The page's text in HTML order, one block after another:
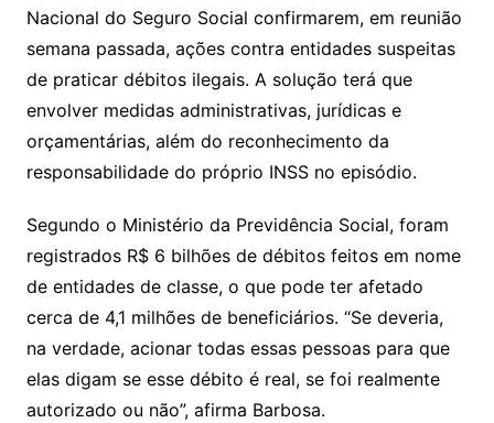
Nacional do Seguro Social confirmarem, em reunião
semana passada, ações contra entidades suspeitas
de praticar débitos ilegais. A solução terá que
envolver medidas administrativas, jurídicas e
orçamentárias, além do reconhecimento da
responsabilidade do próprio INSS no episódio.
Segundo o Ministério da Previdência Social, foram
registrados R$ 6 bilhões de débitos feitos em nome
de entidades de classe, o que pode ter afetado
cerca de 4,1 milhões de beneficiários. “Se deveria,
na verdade, acionar todas essas pessoas para que
elas digam se esse débito é real, se foi realmente
autorizado ou não”, afirma Barbosa.